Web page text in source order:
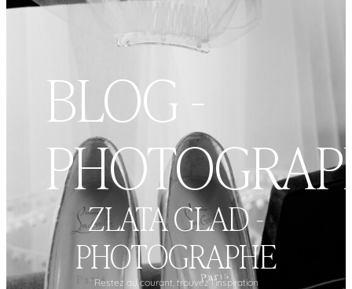
BLOG -
ZLATA GLAD -
PHOTOGRAPHE
Restez au courant, trouvez l'inspiration